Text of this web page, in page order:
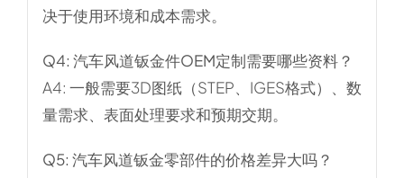
决于使用环境和成本需求。
Q4: 汽车风道钣金件OEM定制需要哪些资料？
A4: 一般需要3D图纸（STEP、IGES格式）、数
量需求、表面处理要求和预期交期。
Q5: 汽车风道钣金零部件的价格差异大吗？